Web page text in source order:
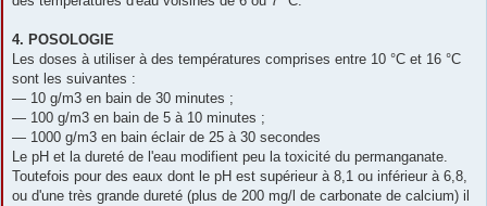
4. POSOLOGIE
Les doses à utiliser à des températures comprises entre 10 °C et 16 °C
sont les suivantes :
— 10 g/m3 en bain de 30 minutes ;
— 100 g/m3 en bain de 5 à 10 minutes ;
— 1000 g/m3 en bain éclair de 25 à 30 secondes
Le pH et la dureté de l'eau modifient peu la toxicité du permanganate.
Toutefois pour des eaux dont le pH est supérieur à 8,1 ou inférieur à 6,8,
ou d'une très grande dureté (plus de 200 mg/l de carbonate de calcium) il